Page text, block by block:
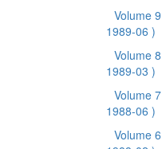
Volume 9
1989-06 )
Volume 8
1989-03 )
Volume 7
1988-06 )
Volume 6